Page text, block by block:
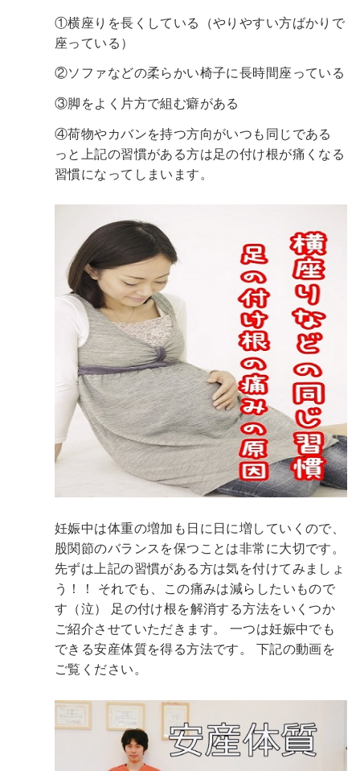
①横座りを長くしている（やりやすい方ばかりで
座っている）
②ソファなどの柔らかい椅子に長時間座っている
③脚をよく片方で組む癖がある
④荷物やカバンを持つ方向がいつも同じである
っと上記の習慣がある方は足の付け根が痛くなる
習慣になってしまいます。
妊娠中は体重の増加も日に日に増していくので、
股関節のバランスを保つことは非常に大切です。
先ずは上記の習慣がある方は気を付けてみましょ
う！！
それでも、この痛みは減らしたいもので
す（泣）
足の付け根を解消する方法をいくつか
ご紹介させていただきます。
一つは妊娠中でも
できる安産体質を得る方法です。
下記の動画を
ご覧ください。